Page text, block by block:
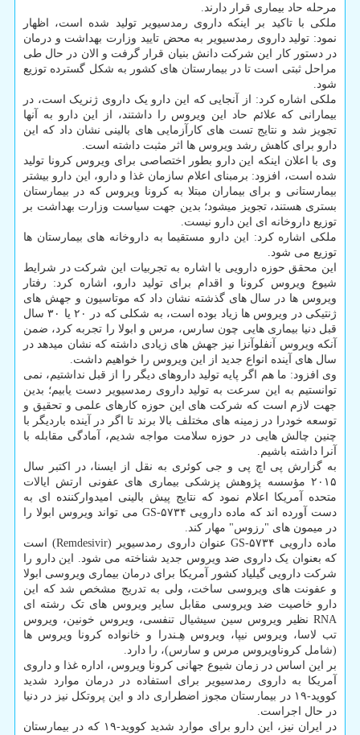
مرحله حاد بیماری قرار دارند.
ملکی با تاکید بر اینکه داروی رمدسیویر تولید شده است، اظهار
نمود: تولید داروی رمدسیویر به محض تایید وزارت بهداشت و درمان
در دستور کار این شرکت دانش بنیان قرار گرفت و الان در حال طی
مراحل ثبتی است تا در بیمارستان های کشور به شکل گسترده توزیع
شود.
ملکی اشاره کرد: از آنجایی که این دارو یک داروی ژنریک است، در
بیمارانی که علائم حاد این ویروس را داشتند، از این دارو به آنها
تجویز شد و نتایج تست های کارآزمایی های بالینی نشان داد که این
دارو برای کاهش رشد ویروس ها اثر مثبت داشته است.
وی با اعلان اینکه این دارو بطور اختصاصی برای ویروس کرونا تولید
شده است، افزود: برمبنای اعلام سازمان غذا و دارو، این دارو بیشتر
بیمارستانی و برای بیماران مبتلا به کرونا ویروس که در بیمارستان
بستری هستند، تجویز می‎شود؛ بدین جهت سیاست وزارت بهداشت بر
توزیع داروخانه ای این دارو نیست.
ملکی اشاره کرد: این دارو مستقیما به داروخانه های بیمارستان ها
توزیع می شود.
این محقق حوزه دارویی با اشاره به تجربیات این شرکت در شرایط
شیوع ویروس کرونا و اقدام برای تولید دارو، اشاره کرد: رفتار
ویروس ها در سال های گذشته نشان داد که موتاسیون و جهش های
ژنتیکی در ویروس ها زیاد بوده است، به شکلی که در ۲۰ یا ۳۰ سال
قبل دنیا بیماری هایی چون سارس، مرس و ابولا را تجربه کرد، ضمن
آنکه ویروس آنفلوآنزا نیز جهش های زیادی داشته که نشان میدهد در
سال های آینده انواع جدید از این ویروس را خواهیم داشت.
وی افزود: ما هم اگر پایه تولید داروهای دیگر را از قبل نداشتیم، نمی
توانستیم به این سرعت به تولید داروی رمدسیویر دست یابیم؛ بدین
جهت لازم است که شرکت های این حوزه کارهای علمی و تحقیق و
توسعه خودرا در زمینه های مختلف بالا برند تا اگر در آینده باردیگر با
چنین چالش هایی در حوزه سلامت مواجه شدیم، آمادگی مقابله با
آنرا داشته باشیم.
به گزارش پی اچ پی و جی کوئری به نقل از ایسنا، در اکتبر سال
۲۰۱۵ مؤسسه پژوهش پزشکی بیماری های عفونی ارتش ایالات
متحده آمریکا اعلام نمود که نتایج پیش بالینی امیدوارکننده ای به
دست آورده اند که ماده دارویی GS-۵۷۳۴ می تواند ویروس ابولا را
در میمون های "رزوس" مهار کند.
ماده دارویی GS-۵۷۳۴ عنوان داروی رمدسیویر (Remdesivir‎) است
که بعنوان یک داروی ضد ویروس جدید شناخته می شود. این دارو را
شرکت دارویی گیلیاد کشور آمریکا برای درمان بیماری ویروسی ابولا
و عفونت های ویروسی ساخت، ولی به تدریج مشخص شد که این
دارو خاصیت ضد ویروسی مقابل سایر ویروس های تک رشته ای
RNA نظیر ویروس سین سیشیال تنفسی، ویروس خونین، ویروس
تب لاسا، ویروس نیپا، ویروس هِـندرا و خانواده کرونا ویروس ها
(شامل کروناویروس مرس و سارس)، را دارد.
بر این اساس در زمان شیوع جهانی کرونا ویروس، اداره غذا و داروی
آمریکا به داروی رمدسیویر برای استفاده در درمان موارد شدید
کووید-۱۹ در بیمارستان مجوز اضطراری داد و این پروتکل نیز در دنیا
در حال اجراست.
در ایران نیز، این دارو برای موارد شدید کووید-۱۹ که در بیمارستان